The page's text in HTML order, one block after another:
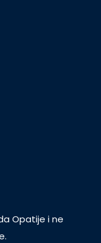
Opatije i ne